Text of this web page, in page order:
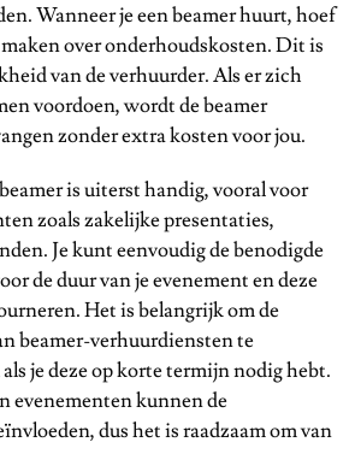
Wanneer je een beamer huurt, hoef
maken over onderhoudskosten. Dit is
van de verhuurder. Als er zich
voordoen, wordt de beamer
zonder extra kosten voor jou.
is uiterst handig, vooral voor
zoals zakelijke presentaties,
Je kunt eenvoudig de benodigde
de duur van je evenement en deze
Het is belangrijk om de
beamer-verhuurdiensten te
je deze op korte termijn nodig hebt.
evenementen kunnen de
dus het is raadzaam om van